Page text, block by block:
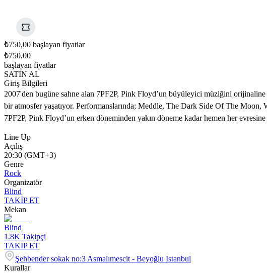
₺750,00 başlayan fiyatlar
₺750,00
başlayan fiyatlar
SATIN AL
Giriş Bilgileri
2007'den bugüne sahne alan 7PF2P, Pink Floyd’un büyüleyici müziğini
bir atmosfer yaşatıyor. Performanslarında; Meddle, The Dark Side Of The
7PF2P, Pink Floyd’un erken döneminden yakın döneme kadar hemen her
Line Up
Açılış
20:30 (GMT+3)
Genre
Rock
Organizatör
Blind
TAKİP ET
Mekan
Blind
1.8K Takipçi
TAKİP ET
Şehbender sokak no:3 Asmalımescit - Beyoğlu Istanbul
Kurallar